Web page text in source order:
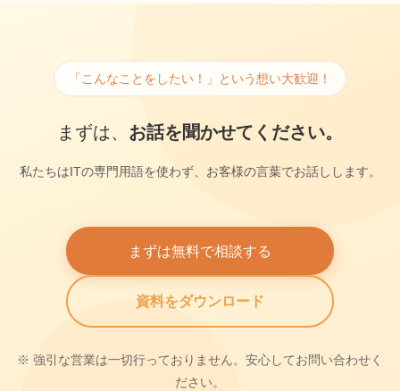
「こんなことをしたい！」という想い大歓迎！
まずは、 お話を聞かせてください。
私たちはITの専門用語を使わず、お客様の言葉でお話しします。
まずは無料で相談する
資料をダウンロード
※ 強引な営業は一切行っておりません。安心してお問い合わせく
ださい。